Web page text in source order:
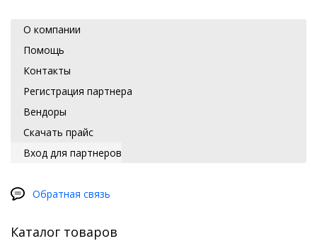
О компании
Помощь
Контакты
Регистрация партнера
Вендоры
Скачать прайс
Вход для партнеров
Обратная связь
Каталог товаров